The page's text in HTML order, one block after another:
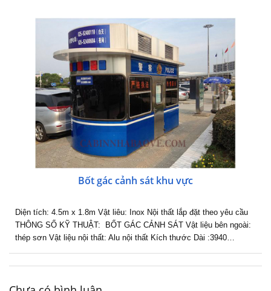
Bốt gác cảnh sát khu vực
Diện tích: 4.5m x 1.8m Vật liêu: Inox Nội thất lắp đặt theo yêu cầu
THÔNG SỐ KỸ THUẬT: BỐT GÁC CẢNH SÁT Vật liệu bên ngoài:
thép sơn Vật liệu nội thất: Alu nội thất Kích thước Dài :3940…